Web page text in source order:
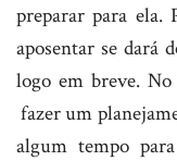
preparar para ela.
aposentar se dará
logo em breve.
fazer um
algum tempo